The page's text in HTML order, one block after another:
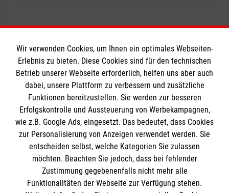
Informationen
Impressum
Datenschutz
Barrierefreiheit
Kontakt
Die Malteser
Malteser in Deutschland
Malteserorden
Spendenkonto
Wir verwenden Cookies, um Ihnen ein optimales Webseiten-
Erlebnis zu bieten. Diese Cookies sind für den technischen
Betrieb unserer Webseite erforderlich, helfen uns aber auch
dabei, unsere Plattform zu verbessern und zusätzliche
Funktionen bereitzustellen. Sie werden zur besseren
Erfolgskontrolle und Aussteuerung von Werbekampagnen,
wie z.B. Google Ads, eingesetzt. Das bedeutet, dass Cookies
zur Personalisierung von Anzeigen verwendet werden. Sie
entscheiden selbst, welche Kategorien Sie zulassen
möchten. Beachten Sie jedoch, dass bei fehlender
Zustimmung gegebenenfalls nicht mehr alle
Funktionalitäten der Webseite zur Verfügung stehen.